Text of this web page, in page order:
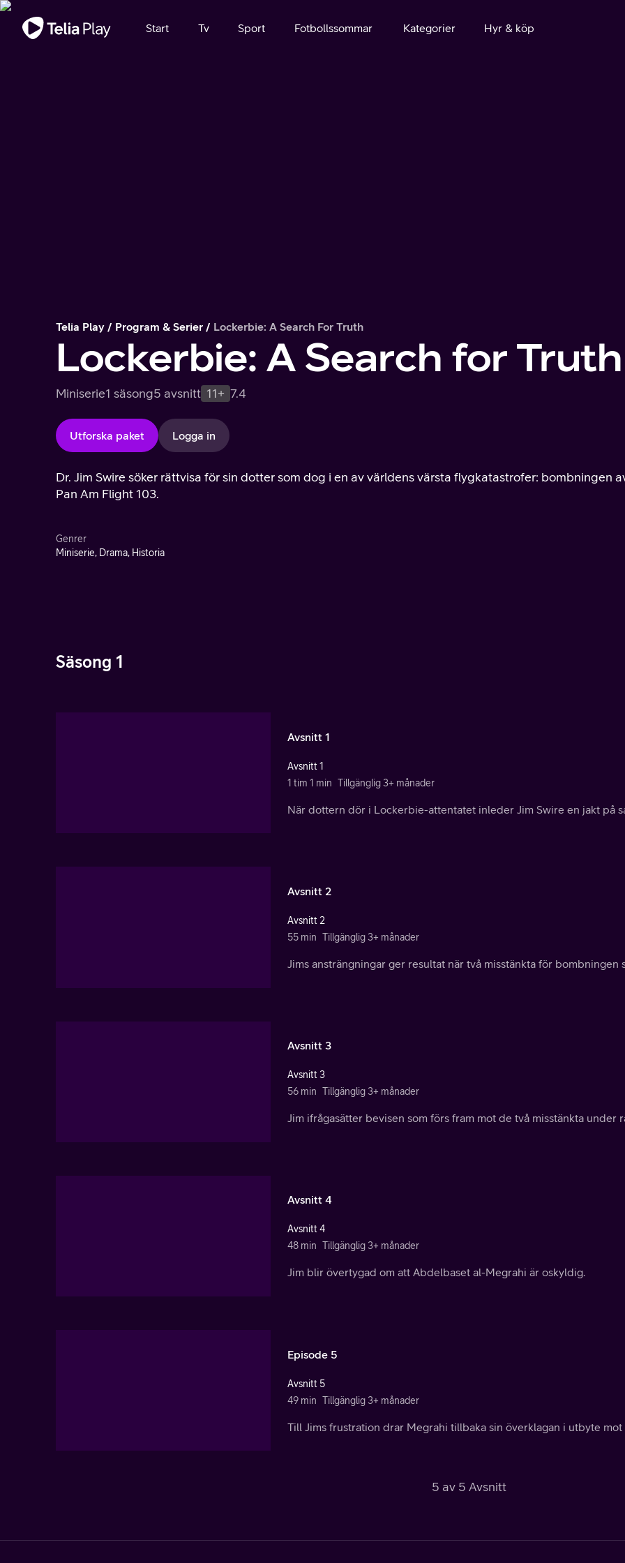
Viktigt meddelande
Start Tv Sport Fotbollssommar Kategorier Hyr & köp
Telia Play Program & Serier Lockerbie: A Search For Truth
Lockerbie: A Search for Truth
Miniserie1 säsong5 avsnitt 11+ 7.4
Utforska paket Logga in
Dr. Jim Swire söker rättvisa för sin dotter som dog i en av världens värsta flygkatastrofer: bombningen
Pan Am Flight 103.
Genrer
Miniserie, Drama, Historia
Säsong 1
Avsnitt 1
Avsnitt 1
1 tim 1 min Tillgänglig 3+ månader
När dottern dör i Lockerbie-attentatet inleder Jim Swire en jakt på
Avsnitt 2
Avsnitt 2
55 min Tillgänglig 3+ månader
Jims ansträngningar ger resultat när två misstänkta för bombningen
Avsnitt 3
Avsnitt 3
56 min Tillgänglig 3+ månader
Jim ifrågasätter bevisen som förs fram mot de två misstänkta under
Avsnitt 4
Avsnitt 4
48 min Tillgänglig 3+ månader
Jim blir övertygad om att Abdelbaset al-Megrahi är oskyldig.
Episode 5
Avsnitt 5
49 min Tillgänglig 3+ månader
Till Jims frustration drar Megrahi tillbaka sin överklagan i utbyte
5 av 5 Avsnitt